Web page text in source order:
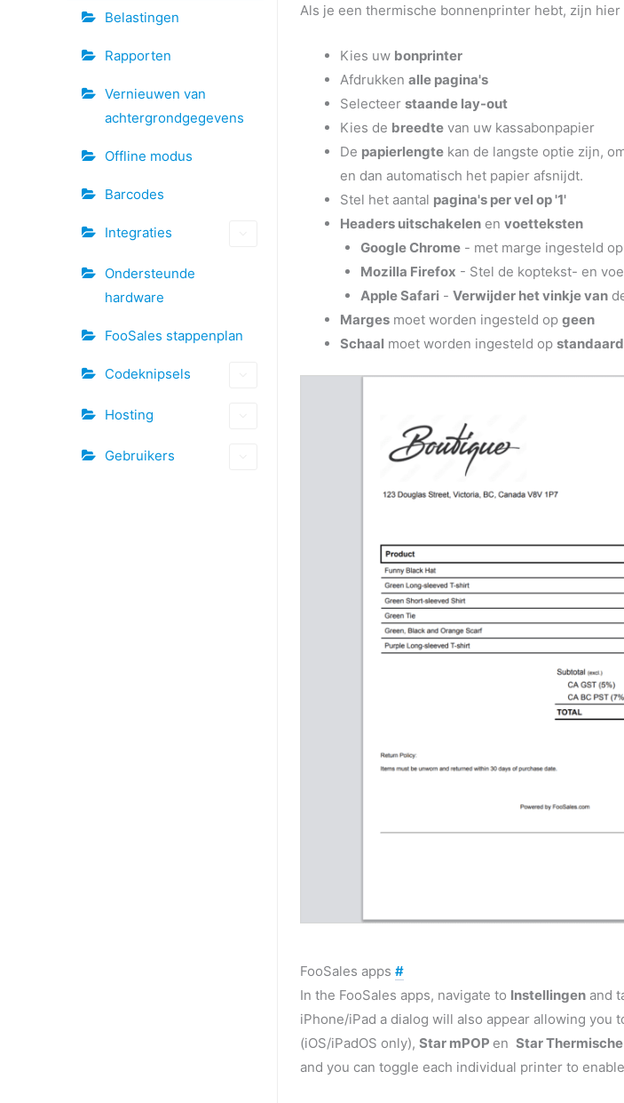
Belastingen
Rapporten
Vernieuwen van
achtergrondgegevens
Offline modus
Barcodes
Integraties
Ondersteunde
hardware
FooSales stappenplan
Codeknipsels
Hosting
Gebruikers
Als je een thermische bonnenprinter hebt, zijn
Kies uw bonprinter
Afdrukken alle pagina's
Selecteer staande lay-out
Kies de breedte van uw kassabonpapier
De papierlengte kan de langste optie zijn,
en dan automatisch het papier afsnijdt.
Stel het aantal pagina's per vel op '1'
Headers uitschakelen en voetteksten
Google Chrome- met marge ingesteld op
Mozilla Firefox - Stel de koptekst- en
Apple Safari - Verwijder het vinkje van
Marges moet worden ingesteld op geen
Schaal moet worden ingesteld op standaard
FooSales apps #
In the FooSales apps, navigate to Instellingen and
iPhone/iPad a dialog will also appear allowing
(iOS/iPadOS only), Star mPOP en Star
and you can toggle each individual printer to